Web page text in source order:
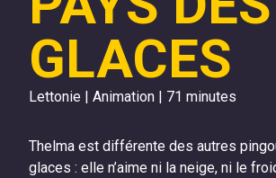
GLACES
Lettonie | Animation | 71 minutes
Thelma est différente des autres
glaces : elle n’aime ni la neige, ni le